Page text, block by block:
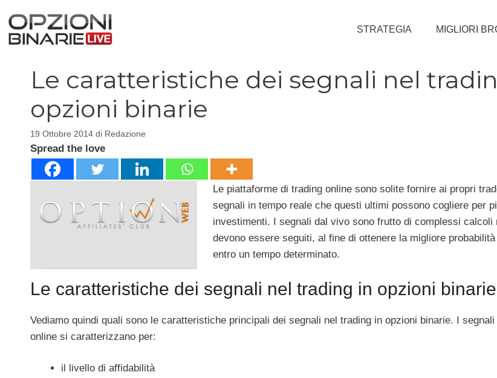
contenuto
STRATEGIA MIGLIORI
Le caratteristiche dei segnali nel
opzioni binarie
19 Ottobre 2014 di Redazione
Spread the love
Le piattaforme di trading online sono solite fornire ai propri
segnali in tempo reale che questi ultimi possono cogliere per
investimenti. I segnali dal vivo sono frutto di complessi calcoli
devono essere seguiti, al fine di ottenere la migliore
entro un tempo determinato.
Le caratteristiche dei segnali nel trading in opzioni binarie
Vediamo quindi quali sono le caratteristiche principali dei segnali nel trading in opzioni binarie. I
online si caratterizzano per:
il livello di affidabilità